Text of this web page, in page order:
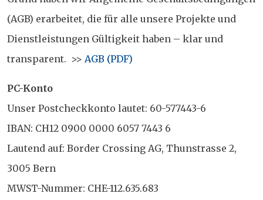
(AGB) erarbeitet, die für alle unsere Projekte und
Dienstleistungen Gültigkeit haben – klar und
transparent. >> AGB (PDF)
PC-Konto
Unser Postcheckkonto lautet: 60-577443-6
IBAN: CH12 0900 0000 6057 7443 6
Lautend auf: Border Crossing AG, Thunstrasse 2,
3005 Bern
MWST-Nummer: CHE-112.635.683